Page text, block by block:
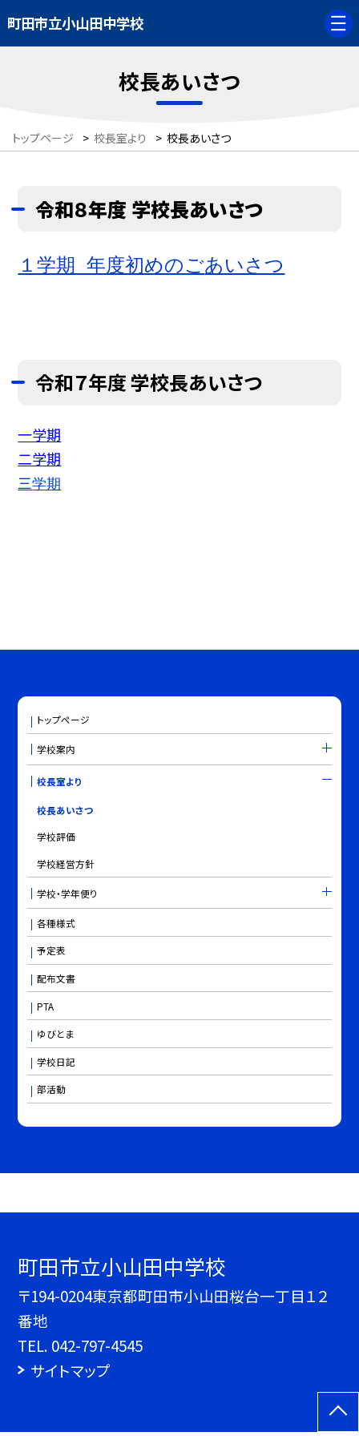
町田市立小山田中学校
校長あいさつ
トップページ > 校長室より > 校長あいさつ
令和８年度 学校長あいさつ
１学期 年度初めのごあいさつ
令和７年度 学校長あいさつ
一学期
二学期
三学期
トップページ
学校案内
校長室より
校長あいさつ
学校評価
学校経営方針
学校・学年便り
各種様式
予定表
配布文書
PTA
ゆびとま
学校日記
部活動
町田市立小山田中学校
〒194-0204東京都町田市小山田桜台一丁目１２
番地
TEL. 042-797-4545
サイトマップ